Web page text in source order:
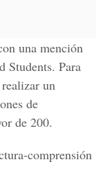
una mención
Students. Para
un
de
de 200.
comprensión